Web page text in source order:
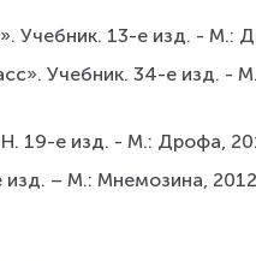
Учебник. 13-е изд. - М.:
Учебник. 34-е изд. -
19-е изд. - М.: Дрофа,
изд. – М.: Мнемозина,